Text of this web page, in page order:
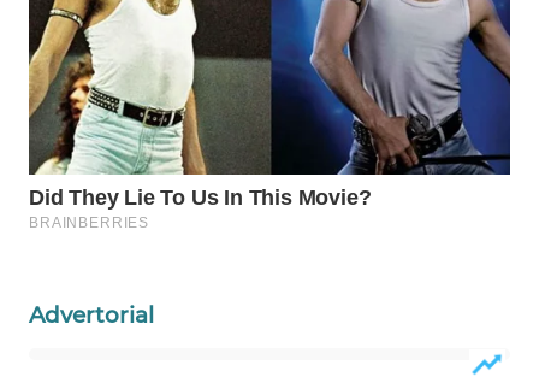
Advertorial
WAHANA
HEALTH
WAHANA
DESA
WISATA
Wahana